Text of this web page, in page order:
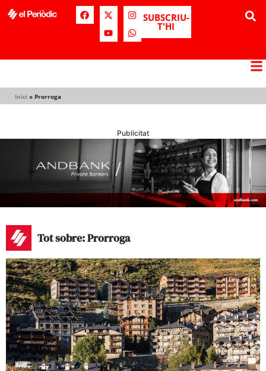
SUBSCRIU-
T'HI
Inici » Prorroga
Publicitat
Tot sobre: Prorroga